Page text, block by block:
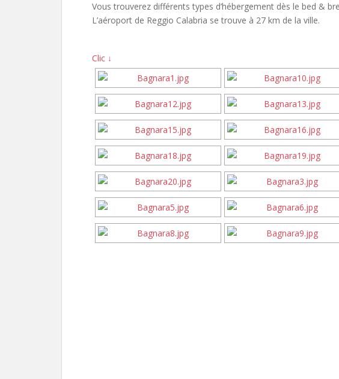
Vous trouverez différents types d’hébergement dès le bed &
L’aéroport de Reggio Calabria se trouve à 27 km de la ville.
Clic ↓